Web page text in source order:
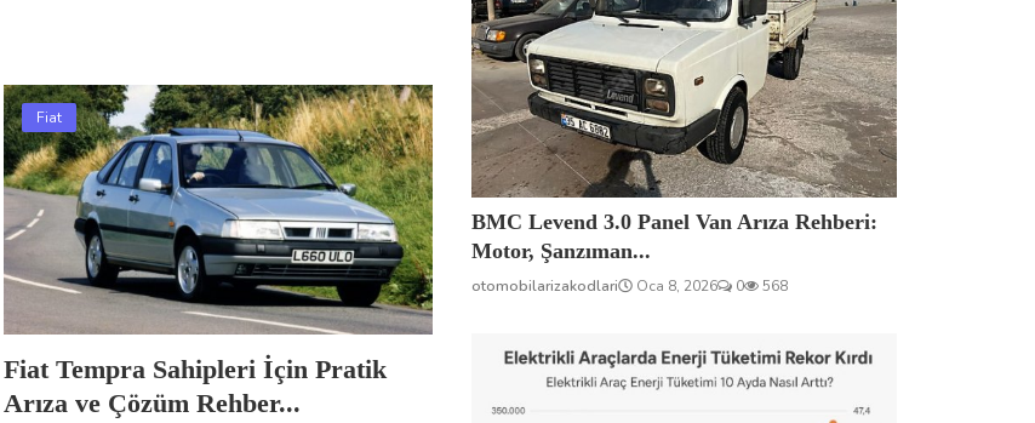
Fiat
Fiat Tempra Sahipleri İçin Pratik
Arıza ve Çözüm Rehber...
BMC Levend 3.0 Panel Van Arıza Rehberi:
Motor, Şanzıman...
otomobilarizakodlari Oca 8, 2026 0 568